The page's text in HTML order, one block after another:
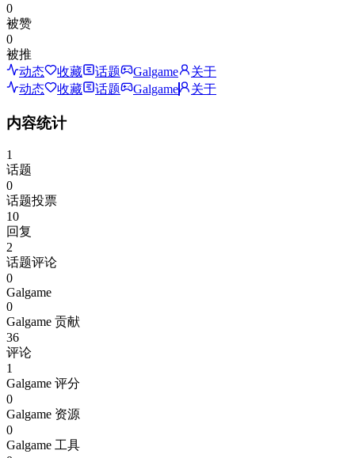
0
被赞
0
被推
动态
收藏 话题 Galgame
关于
动态
收藏 话题 Galgame 关于
内容统计
1
话题
0
话题投票
10
回复
2
话题评论
0
Galgame
0
Galgame 贡献
36
评论
1
Galgame 评分
0
Galgame 资源
0
Galgame 工具